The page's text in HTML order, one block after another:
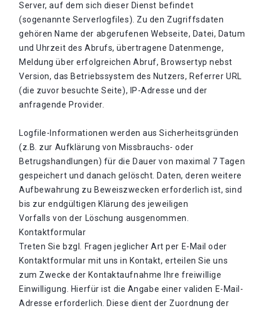
Server, auf dem sich dieser Dienst befindet
(sogenannte Serverlogfiles). Zu den Zugriffsdaten
gehören Name der abgerufenen Webseite, Datei, Datum
und Uhrzeit des Abrufs, übertragene Datenmenge,
Meldung über erfolgreichen Abruf, Browsertyp nebst
Version, das Betriebssystem des Nutzers, Referrer URL
(die zuvor besuchte Seite), IP-Adresse und der
anfragende Provider.
Logfile-Informationen werden aus Sicherheitsgründen
(z.B. zur Aufklärung von Missbrauchs- oder
Betrugshandlungen) für die Dauer von maximal 7 Tagen
gespeichert und danach gelöscht. Daten, deren weitere
Aufbewahrung zu Beweiszwecken erforderlich ist, sind
bis zur endgültigen Klärung des jeweiligen
Vorfalls von der Löschung ausgenommen.
Kontaktformular
Treten Sie bzgl. Fragen jeglicher Art per E-Mail oder
Kontaktformular mit uns in Kontakt, erteilen Sie uns
zum Zwecke der Kontaktaufnahme Ihre freiwillige
Einwilligung. Hierfür ist die Angabe einer validen E-Mail-
Adresse erforderlich. Diese dient der Zuordnung der